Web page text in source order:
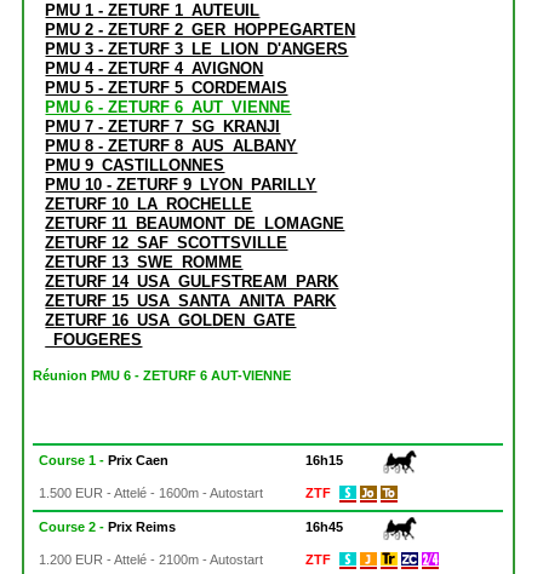
PMU 1 - ZETURF 1_AUTEUIL
PMU 2 - ZETURF 2_GER_HOPPEGARTEN
PMU 3 - ZETURF 3_LE_LION_D'ANGERS
PMU 4 - ZETURF 4_AVIGNON
PMU 5 - ZETURF 5_CORDEMAIS
PMU 6 - ZETURF 6_AUT_VIENNE
PMU 7 - ZETURF 7_SG_KRANJI
PMU 8 - ZETURF 8_AUS_ALBANY
PMU 9_CASTILLONNES
PMU 10 - ZETURF 9_LYON_PARILLY
ZETURF 10_LA_ROCHELLE
ZETURF 11_BEAUMONT_DE_LOMAGNE
ZETURF 12_SAF_SCOTTSVILLE
ZETURF 13_SWE_ROMME
ZETURF 14_USA_GULFSTREAM_PARK
ZETURF 15_USA_SANTA_ANITA_PARK
ZETURF 16_USA_GOLDEN_GATE
_FOUGERES
Réunion PMU 6 - ZETURF 6 AUT-VIENNE
Course 1 -Prix Caen 16h15
1.500 EUR - Attelé - 1600m - Autostart ZTF
Course 2 -Prix Reims 16h45
1.200 EUR - Attelé - 2100m - Autostart ZTF